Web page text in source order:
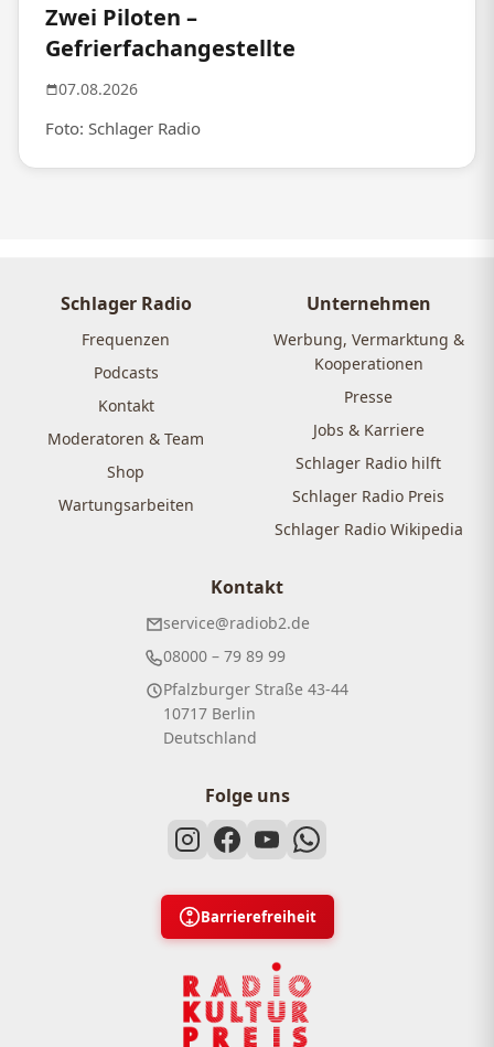
Zwei Piloten –
Gefrierfachangestellte
07.08.2026
Foto: Schlager Radio
Schlager Radio
Frequenzen
Podcasts
Kontakt
Moderatoren & Team
Shop
Wartungsarbeiten
Unternehmen
Werbung, Vermarktung &
Kooperationen
Presse
Jobs & Karriere
Schlager Radio hilft
Schlager Radio Preis
Schlager Radio Wikipedia
Kontakt
service@radiob2.de
08000 – 79 89 99
Pfalzburger Straße 43-44
10717 Berlin
Deutschland
Folge uns
Barrierefreiheit